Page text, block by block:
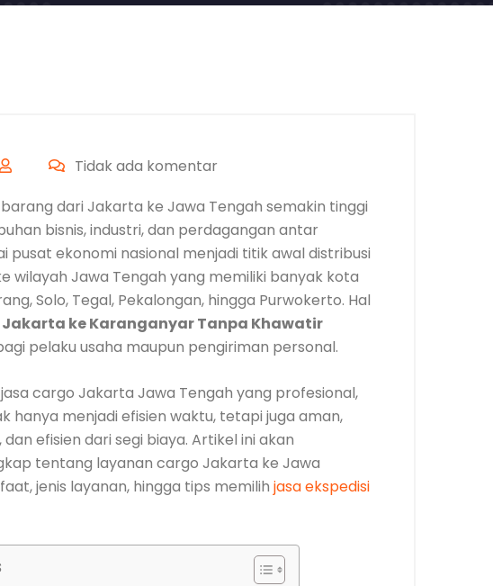
Tidak ada komentar
dari Jakarta ke Jawa Tengah semakin tinggi
bisnis, industri, dan perdagangan antar
pusat ekonomi nasional menjadi titik awal distribusi
wilayah Jawa Tengah yang memiliki banyak kota
Solo, Tegal, Pekalongan, hingga Purwokerto. Hal
ke Karanganyar Tanpa Khawatir
pelaku usaha maupun pengiriman personal.
cargo Jakarta Jawa Tengah yang profesional,
hanya menjadi efisien waktu, tetapi juga aman,
efisien dari segi biaya. Artikel ini akan
tentang layanan cargo Jakarta ke Jawa
jenis layanan, hingga tips memilih jasa ekspedisi